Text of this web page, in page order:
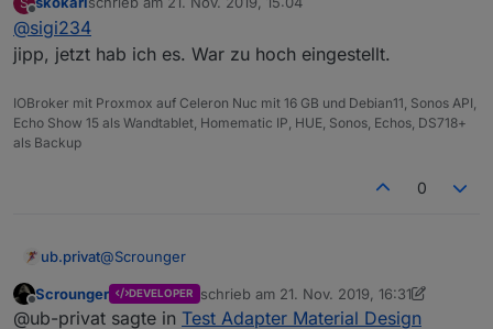
ssigi, an welcher Stelle stellst Du ein, dass in der
und nicht wie bei mir
nur die volle Stunde ? ( Daten kommen vom
Das geht normalerweise automatisch und hängt mit
Offline zuletzt editiert von
@sigi234
jipp, jetzt hab ich es. War zu hoch eingestellt.
IOBroker mit Proxmox auf Celeron Nuc mit 16 GB und Debian11, Sonos API,
Echo Show 15 als Wandtablet, Homematic IP, HUE, Sonos, Echos, DS718+
als Backup
0
ub.privat@Scrounger
Eine bescheidene kleine Anfrage an den
Programmierer - wie würdest Du am sinnvollsten ein
Offline
Scrounger DEVELOPER schrieb am 21. Nov. 2019, 16:31
zuletzt editiert von Scrounger
@ub-privat sagte in Test Adapter Material Design